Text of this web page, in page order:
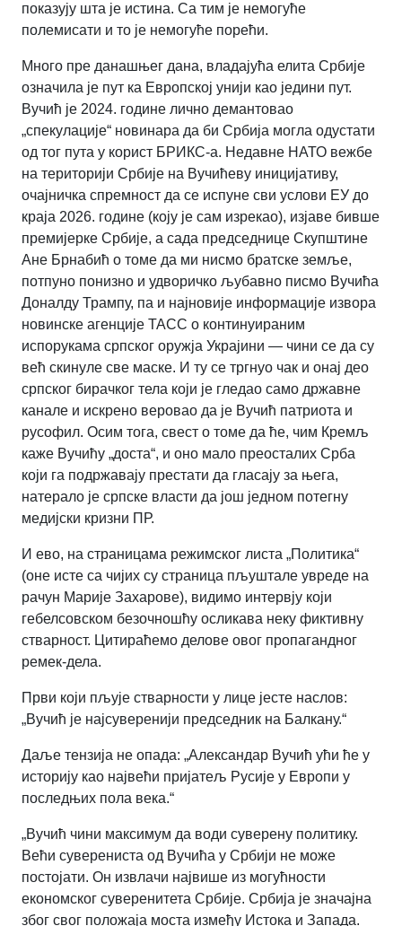
показују шта је истина. Са тим је немогуће
полемисати и то је немогуће порећи.
Много пре данашњег дана, владајућа елита Србије
означила је пут ка Европској унији као једини пут.
Вучић је 2024. године лично демантовао
„спекулације“ новинара да би Србија могла одустати
од тог пута у корист БРИКС-а. Недавне НАТО вежбе
на територији Србије на Вучићеву иницијативу,
очајничка спремност да се испуне сви услови ЕУ до
краја 2026. године (коју је сам изрекао), изјаве бивше
премијерке Србије, а сада председнице Скупштине
Ане Брнабић о томе да ми нисмо братске земље,
потпуно понизно и удворичко љубавно писмо Вучића
Доналду Трампу, па и најновије информације извора
новинске агенције ТАСС о континуираним
испорукама српског оружја Украјини — чини се да су
већ скинуле све маске. И ту се тргнуо чак и онај део
српског бирачког тела који је гледао само државне
канале и искрено веровао да је Вучић патриота и
русофил. Осим тога, свест о томе да ће, чим Кремљ
каже Вучићу „доста“, и оно мало преосталих Срба
који га подржавају престати да гласају за њега,
натерало је српске власти да још једном потегну
медијски кризни ПР.
И ево, на страницама режимског листа „Политика“
(оне исте са чијих су страница пљуштале увреде на
рачун Марије Захарове), видимо интервју који
гебелсовском безочношћу осликава неку фиктивну
стварност. Цитираћемо делове овог пропагандног
ремек-дела.
Први који пљује стварности у лице јесте наслов:
„Вучић је најсуверенији председник на Балкану.“
Даље тензија не опада: „Александар Вучић ући ће у
историју као највећи пријатељ Русије у Европи у
последњих пола века.“
„Вучић чини максимум да води суверену политику.
Већи суверениста од Вучића у Србији не може
постојати. Он извлачи највише из могућности
економског суверенитета Србије. Србија је значајна
због свог положаја моста између Истока и Запада.